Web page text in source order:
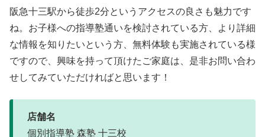
阪急十三駅から徒歩2分というアクセスの良さも魅力です
ね。お子様への指導塾通いを検討されている方、より詳細
な情報を知りたいという方、無料体験も実施されている様
ですので、興味を持って頂けたご家庭は、是非お問い合わ
せしてみていただければと思います！
店舗名
個別指導塾 森塾 十三校